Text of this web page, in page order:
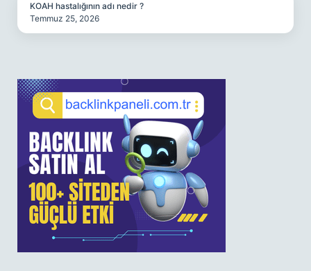
KOAH hastalığının adı nedir ?
Temmuz 25, 2026